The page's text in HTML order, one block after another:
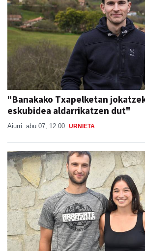
"Banakako Txapelketan
eskubidea aldarrikatzen dut"
Aiurri abu 07, 12:00 URNIETA